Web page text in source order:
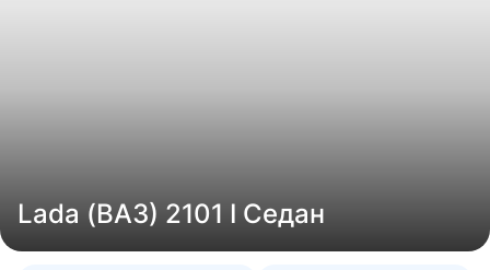
Lada (ВАЗ) 2101 I Седан